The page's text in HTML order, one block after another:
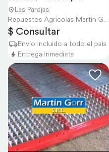
Ferguson - John Deere -
Las Parejas
Repuestos Agricolas Martin Gorr S.R.L.
$ Consultar
Envío Incluido a todo el país
Entrega Inmediata